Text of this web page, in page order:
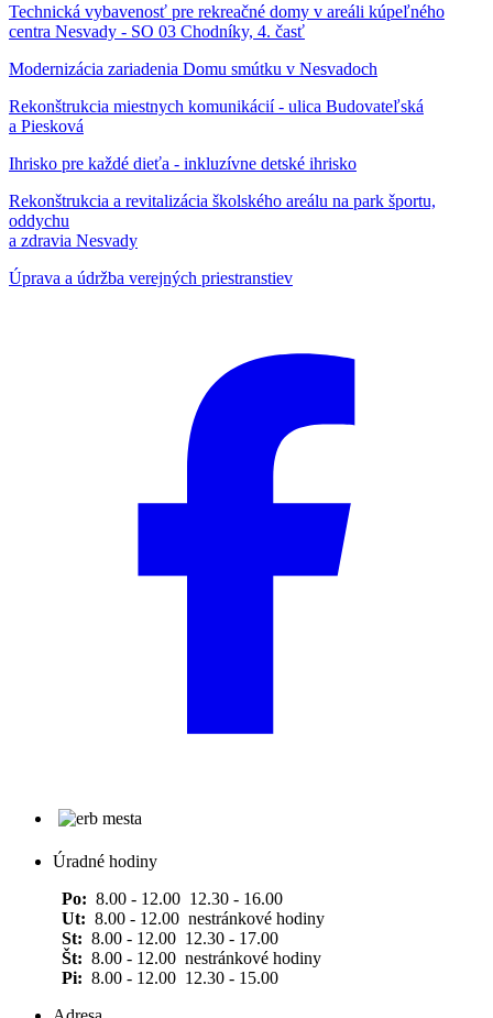
Technická vybavenosť pre rekreačné domy v areáli kúpeľného
centra Nesvady - SO 03 Chodníky, 4. časť
Modernizácia zariadenia Domu smútku v Nesvadoch
Rekonštrukcia miestnych komunikácií - ulica Budovateľská
a Piesková
Ihrisko pre každé dieťa - inkluzívne detské ihrisko
Rekonštrukcia a revitalizácia školského areálu na park športu,
oddychu
a zdravia Nesvady
Úprava a údržba verejných priestranstiev
Úradné hodiny
Po: 8.00 - 12.00 12.30 - 16.00
Ut: 8.00 - 12.00 nestránkové hodiny
St: 8.00 - 12.00 12.30 - 17.00
Št: 8.00 - 12.00 nestránkové hodiny
Pi: 8.00 - 12.00 12.30 - 15.00